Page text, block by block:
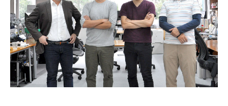
【業務委託】Webデザイナー
Webディレクター
mmjテックブログ